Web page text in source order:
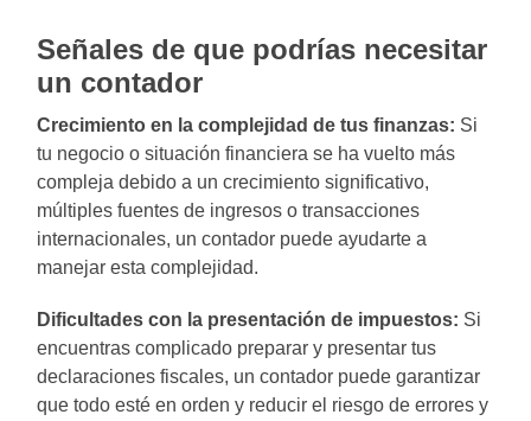
Señales de que podrías necesitar
un contador
Crecimiento en la complejidad de tus finanzas: Si
tu negocio o situación financiera se ha vuelto más
compleja debido a un crecimiento significativo,
múltiples fuentes de ingresos o transacciones
internacionales, un contador puede ayudarte a
manejar esta complejidad.
Dificultades con la presentación de impuestos: Si
encuentras complicado preparar y presentar tus
declaraciones fiscales, un contador puede garantizar
que todo esté en orden y reducir el riesgo de errores y